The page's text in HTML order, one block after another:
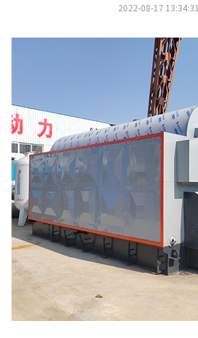
2022-08-17 13:34:31